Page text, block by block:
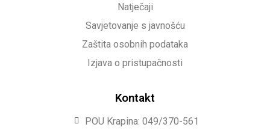
Natječaji
Savjetovanje s javnošću
Zaštita osobnih podataka
Izjava o pristupačnosti
Kontakt
POU Krapina: 049/370-561